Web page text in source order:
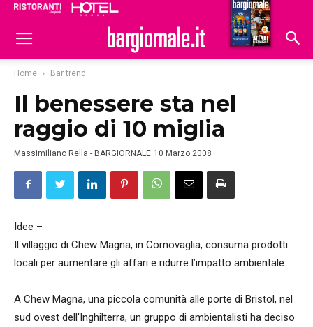
Hoteldomani
Home Bar trend
Il benessere sta nel
raggio di 10 miglia
Massimiliano Rella - BARGIORNALE 10 Marzo 2008
Idee –
Il villaggio di Chew Magna, in Cornovaglia, consuma prodotti
locali per aumentare gli affari e ridurre l’impatto ambientale
A Chew Magna, una piccola comunità alle porte di Bristol, nel
sud ovest dell'Inghilterra, un gruppo di ambientalisti ha deciso